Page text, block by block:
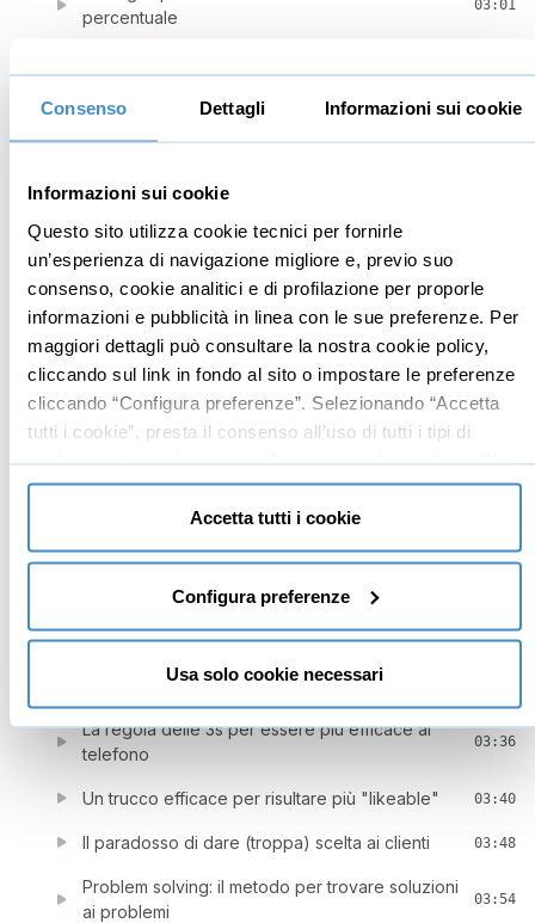
Consenso Dettagli Informazioni sui cookie
Informazioni sui cookie
Questo sito utilizza cookie tecnici per fornirle
un’esperienza di navigazione migliore e, previo suo
consenso, cookie analitici e di profilazione per proporle
informazioni e pubblicità in linea con le sue preferenze. Per
maggiori dettagli può consultare la nostra cookie policy,
cliccando sul link in fondo al sito o impostare le preferenze
cliccando “Configura preferenze”. Selezionando “Accetta
tutti i cookie”, presta il consenso all’uso di tutti i tipi di
cookie mentre può revocare il consenso cliccando su “Usa
solo cookie necessari” e saranno attivati i soli cookie
tecnici necessari al corretto funzionamento del sito.
Accetta tutti i cookie
Configura preferenze
Usa solo cookie necessari
percentuale
03:01
03:53
imprenditoriale
Come aiutare qualcuno ad essere più produttivo:
la tecnica del "dietro le spalle"
Il metodo "go serbian" per plasmare talenti
(usare con cautela)
04:00
Il tuo lavoro è rivolto al passato o al futuro?
Esercizio pratico per scoprirlo
03:26
La storia ispirazionale di Michael Barry
La tecnica di Dalì per sfruttare il potere
dell'inconscio
Come migliorare le performance utilizzando
debrief)
La regola delle 3s per essere più efficace al
telefono
03:36
Un trucco efficace per risultare più "likeable" 03:40
Il paradosso di dare (troppa) scelta ai clienti 03:48
Problem solving: il metodo per trovare soluzioni
ai problemi
03:54